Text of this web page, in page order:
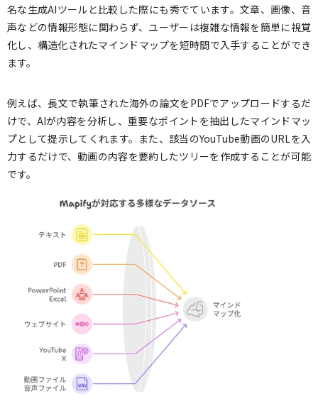
名な生成AIツールと比較した際にも秀でています。文章、画像、音
声などの情報形態に関わらず、ユーザーは複雑な情報を簡単に視覚
化し、構造化されたマインドマップを短時間で入手することができ
ます。
例えば、長文で執筆された海外の論文をPDFでアップロードするだ
けで、AIが内容を分析し、重要なポイントを抽出したマインドマッ
プとして提示してくれます。また、該当のYouTube動画のURLを入
力するだけで、動画の内容を要約したツリーを作成することが可能
です。